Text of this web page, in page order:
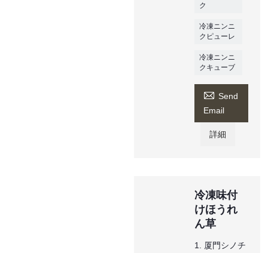
ク
冷凍ニンニ
クピューレ
冷凍ニンニ
クキューブ
 Send
Email
詳細
冷凍味付
けほうれ
ん草
1. 厦門シノチ